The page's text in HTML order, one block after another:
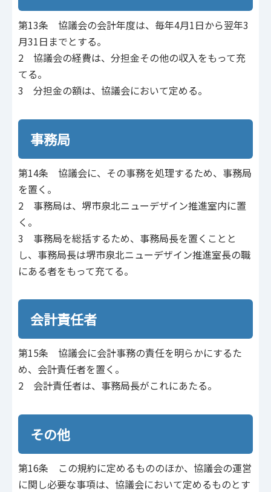
第13条 協議会の会計年度は、毎年4月1日から翌年3
月31日までとする。
2 協議会の経費は、分担金その他の収入をもって充
てる。
3 分担金の額は、協議会において定める。
事務局
第14条 協議会に、その事務を処理するため、事務局
を置く。
2 事務局は、堺市泉北ニューデザイン推進室内に置
く。
3 事務局を総括するため、事務局長を置くことと
し、事務局長は堺市泉北ニューデザイン推進室長の職
にある者をもって充てる。
会計責任者
第15条 協議会に会計事務の責任を明らかにするた
め、会計責任者を置く。
2 会計責任者は、事務局長がこれにあたる。
その他
第16条 この規約に定めるもののほか、協議会の運営
に関し必要な事項は、協議会において定めるものとす